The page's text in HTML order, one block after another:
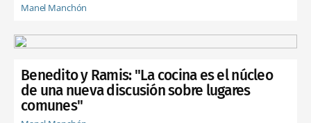
Manel Manchón
Benedito y Ramis: "La cocina es el núcleo
de una nueva discusión sobre lugares
comunes"